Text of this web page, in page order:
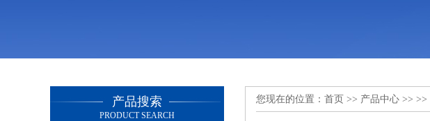
产品搜索
PRODUCT SEARCH
您现在的位置： 首页 >> 产品中心 >> >>